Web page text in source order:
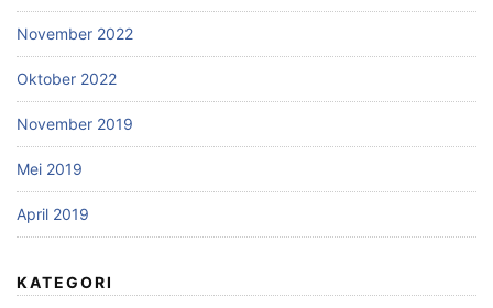
November 2022
Oktober 2022
November 2019
Mei 2019
April 2019
KATEGORI